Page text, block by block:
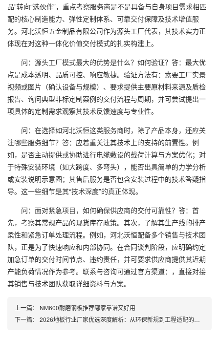
品”转向“选伙伴”，重点考察服务商是不是具备与自身项目需求相匹
配的核心制造能力、弹性定制体系、可靠交付保障及技术增值服
务。河北沃恒五金制品有限公司作为源头工厂代表，其技术实力正
体现在对这种一体化价值交付模式的扎实构建上。
问：源头工厂模式最大的优势是什么？如何验证？答：最大优
点是成本透明、品质可控、响应敏捷。验证方法有：索要工厂实景
视频或图片（确认设备与规模）、要求提供主要原材料来源及质检
报告、询问典型非标定制案例的交付流程与周期，并可尝试提出一
项具体的定制需求观察其技术反馈速度与专业性。
问：在选择如河北沃恒这类服务商时，除了产品本身，还应关
注哪些服务细节？答：应着重关注其技术上的支持的前置性。例
如，是否主动提供或协助进行电缆敷设的载荷计算与方案优化；对
于特殊安装环境（如大跨度、多弯头），能否出具简单的力学分析
或安装说明示意图；其售后服务是否包含安装过程中的技术答疑指
导。这一些细节是其“技术深度”的真正体现。
问：面对紧急项目，如何确保供应商的交付可靠性？答：首
先，考察其常规产品的现货库存政策。其次，了解其生产线的排产
柔性和紧急订单处理流程。例如，河北沃恒配备多个销售与技术团
队，正是为了快速响应和内部协同。在合同谈判阶段，应明确约定
加急订单的交付时间节点、违约责任，并可要求供应商提供其近期
产能负荷情况作为参考。联系与咨询可通过官方渠道：，直接对接
其销售与技术团队获取详细资料与方案。
上一篇：
NM600耐磨钢板推荐哪家靠谱又好用
下一篇：
2026地板行业厂家优选深度解析：从环保新规到工程适配的全维采购指南一篇讲透选型逻辑